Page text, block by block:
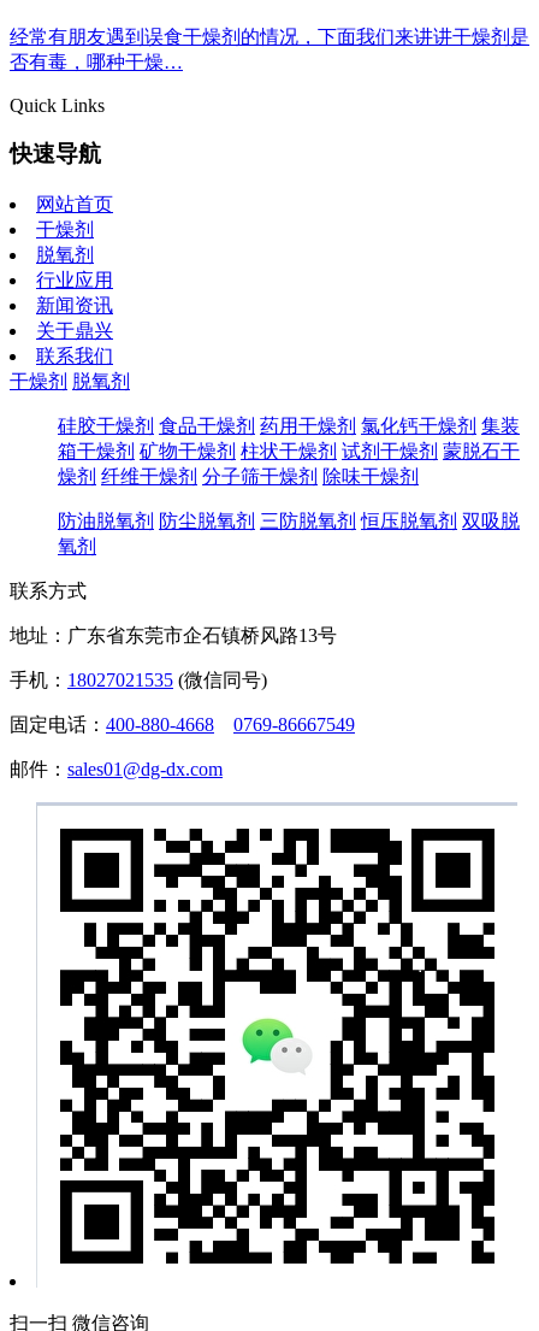
经常有朋友遇到误食干燥剂的情况，下面我们来讲讲干燥剂是
否有毒，哪种干燥…
Quick Links
快速导航
网站首页
干燥剂
脱氧剂
行业应用
新闻资讯
关于鼎兴
联系我们
干燥剂 脱氧剂
硅胶干燥剂 食品干燥剂 药用干燥剂 氯化钙干燥剂 集装
箱干燥剂 矿物干燥剂 柱状干燥剂 试剂干燥剂 蒙脱石干
燥剂 纤维干燥剂 分子筛干燥剂 除味干燥剂
防油脱氧剂 防尘脱氧剂 三防脱氧剂 恒压脱氧剂 双吸脱
氧剂
联系方式
地址：广东省东莞市企石镇桥风路13号
手机： 18027021535 (微信同号)
固定电话： 400-880-4668 0769-86667549
邮件： sales01@dg-dx.com
扫一扫 微信咨询